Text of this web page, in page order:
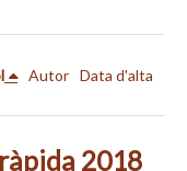
Autor Data d'alta
2018